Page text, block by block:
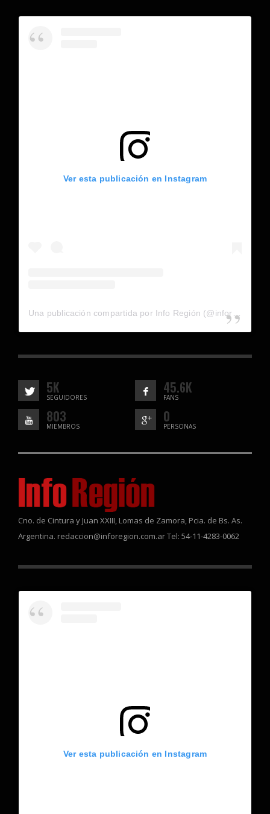
Ver esta publicación en Instagram
5K
SEGUIDORES
45.6K
FANS
803
MIEMBROS
0
PERSONAS
Cno. de Cintura y Juan XXIII, Lomas de Zamora, Pcia. de Bs. As.
Argentina. redaccion@inforegion.com.ar Tel: 54-11-4283-0062
Ver esta publicación en Instagram